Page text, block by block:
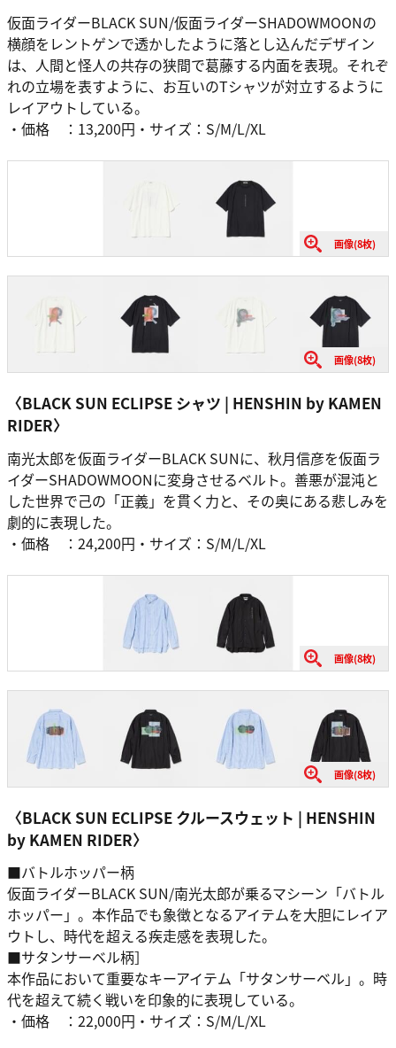
仮面ライダーBLACK SUN/仮面ライダーSHADOWMOONの
横顔をレントゲンで透かしたように落とし込んだデザイン
は、人間と怪人の共存の狭間で葛藤する内面を表現。それぞ
れの立場を表すように、お互いのTシャツが対立するように
レイアウトしている。
・価格 ：13,200円・サイズ：S/M/L/XL
画像(8枚)
画像(8枚)
〈BLACK SUN ECLIPSE シャツ | HENSHIN by KAMEN
RIDER〉
南光太郎を仮面ライダーBLACK SUNに、秋月信彦を仮面ラ
イダーSHADOWMOONに変身させるベルト。善悪が混沌と
した世界で己の「正義」を貫く力と、その奥にある悲しみを
劇的に表現した。
・価格 ：24,200円・サイズ：S/M/L/XL
画像(8枚)
画像(8枚)
〈BLACK SUN ECLIPSE クルースウェット | HENSHIN
by KAMEN RIDER〉
■バトルホッパー柄
仮面ライダーBLACK SUN/南光太郎が乗るマシーン「バトル
ホッパー」。本作品でも象徴となるアイテムを大胆にレイア
ウトし、時代を超える疾走感を表現した。
■サタンサーベル柄］
本作品において重要なキーアイテム「サタンサーベル」。時
代を超えて続く戦いを印象的に表現している。
・価格 ：22,000円・サイズ：S/M/L/XL